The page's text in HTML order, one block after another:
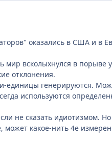
оказались в США и в
всколыхнулся в порыве
отклонения.
единицы генерируются.
используются
не сказать идиотизмом.
может какое-нить 4е